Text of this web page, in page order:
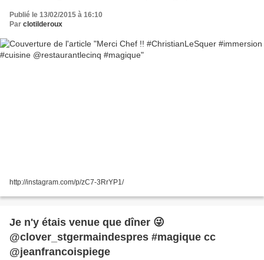
Publié le 13/02/2015 à 16:10
Par clotilderoux
http://instagram.com/p/zC7-3RrYP1/
Je n'y étais venue que dîner 😜
@clover_stgermaindespres #magique cc
@jeanfrancoispiege